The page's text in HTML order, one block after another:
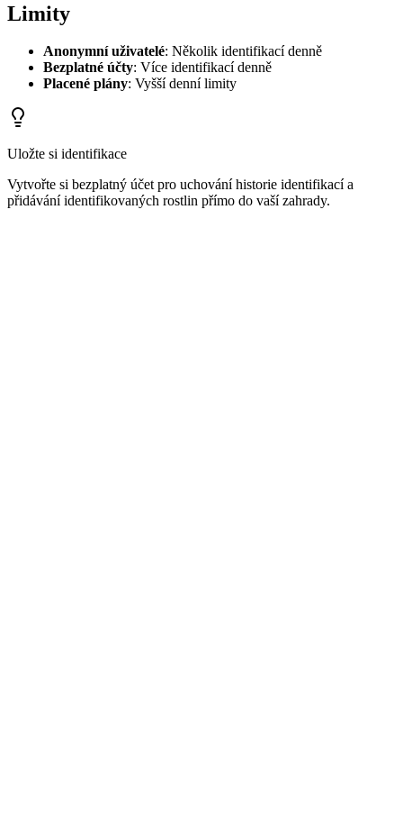
Limity
Anonymní uživatelé: Několik identifikací denně
Bezplatné účty: Více identifikací denně
Placené plány: Vyšší denní limity
Uložte si identifikace
Vytvořte si bezplatný účet pro uchování historie identifikací a
přidávání identifikovaných rostlin přímo do vaší zahrady.